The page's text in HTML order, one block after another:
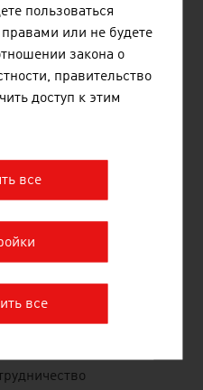
подразделений, а
противопожарной
WIEN
Вены (TU Wien) -
и
фундаментальные
пользоваться
или не будете
закона о
правительство
доступ к этим
все
все